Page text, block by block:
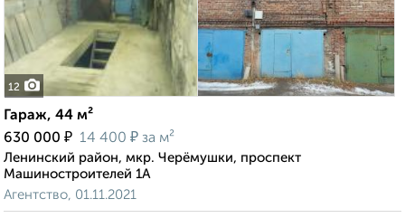
12
Гараж, 44 м²
630 000 ₽ 14 400 ₽ за м²
Ленинский район, мкр. Черёмушки, проспект
Машиностроителей 1А
Агентство, 01.11.2021